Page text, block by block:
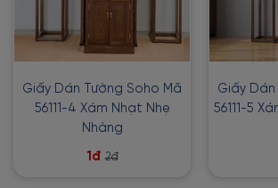
Giấy Dán Tường Soho Mã
56111-4 Xám Nhạt Nhẹ
Nhàng
1đ 2đ
Giấy
56111-5